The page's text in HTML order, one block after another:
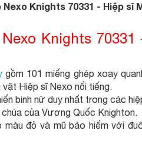
Nexo Knights 70331 - Hiệp sĩ
Knights 70331
gồm 101 miếng ghép xoay
Hiệp sĩ Nexo nổi tiếng.
binh nữ duy nhất trong các
của Vương Quốc Knighton.
đỏ và mũ bảo hiểm với